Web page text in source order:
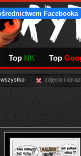
Top NK Top
wszystko zdjęcia i